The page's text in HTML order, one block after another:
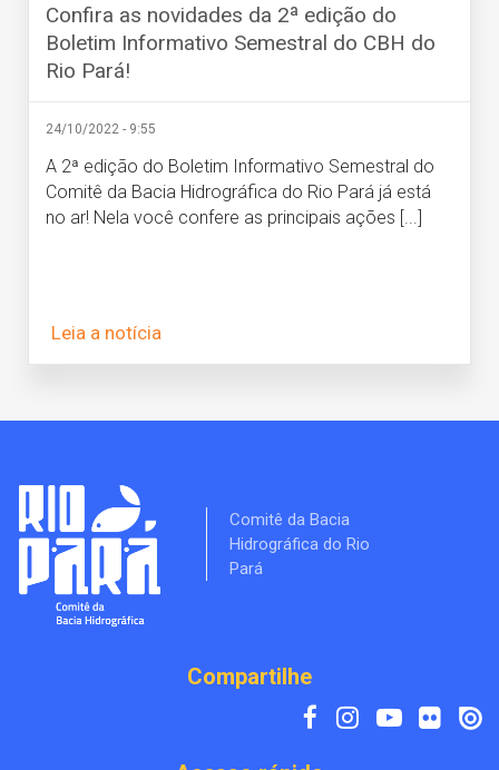
Confira as novidades da 2ª edição do
Boletim Informativo Semestral do CBH do
Rio Pará!
24/10/2022 - 9:55
A 2ª edição do Boletim Informativo Semestral do
Comitê da Bacia Hidrográfica do Rio Pará já está
no ar! Nela você confere as principais ações [...]
Leia a notícia
Comitê da Bacia
Hidrográfica do Rio
Pará
Compartilhe